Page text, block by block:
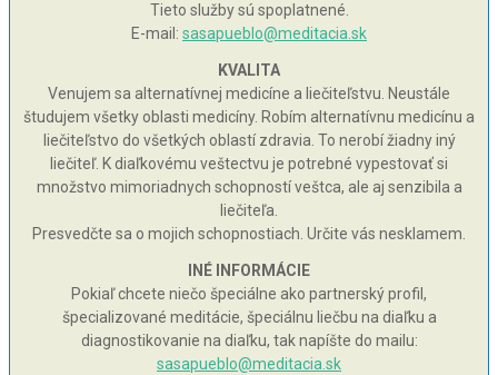
Tieto služby sú spoplatnené.
E-mail: sasapueblo@meditacia.sk
KVALITA
Venujem sa alternatívnej medicíne a liečiteľstvu. Neustále
študujem všetky oblasti medicíny. Robím alternatívnu medicínu a
liečiteľstvo do všetkých oblastí zdravia. To nerobí žiadny iný
liečiteľ. K diaľkovému veštectvu je potrebné vypestovať si
množstvo mimoriadnych schopností veštca, ale aj senzibila a
liečiteľa.
Presvedčte sa o mojich schopnostiach. Určite vás nesklamem.
INÉ INFORMÁCIE
Pokiaľ chcete niečo špeciálne ako partnerský profil,
špecializované meditácie, špeciálnu liečbu na diaľku a
diagnostikovanie na diaľku, tak napíšte do mailu:
sasapueblo@meditacia.sk